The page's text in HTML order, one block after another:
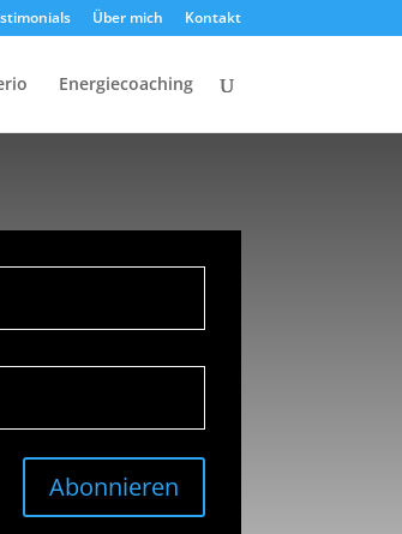
Über mich Kontakt
Energiecoaching
Abonnieren